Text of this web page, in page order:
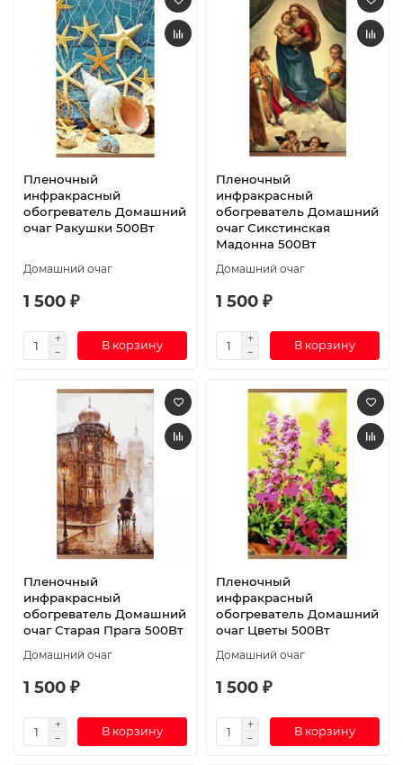
Пленочный
инфракрасный
обогреватель Домашний
очаг Ракушки 500Вт
Домашний очаг
1 500 ₽
В корзину
Пленочный
инфракрасный
обогреватель Домашний
очаг Сикстинская
Мадонна 500Вт
Домашний очаг
1 500 ₽
В корзину
Пленочный
инфракрасный
обогреватель Домашний
очаг Старая Прага 500Вт
Домашний очаг
1 500 ₽
В корзину
Пленочный
инфракрасный
обогреватель Домашний
очаг Цветы 500Вт
Домашний очаг
1 500 ₽
В корзину